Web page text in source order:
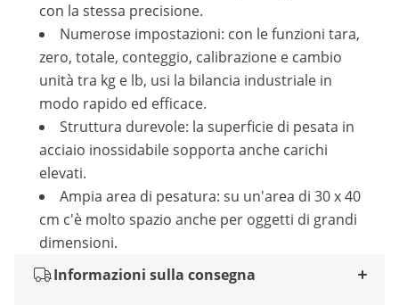
con la stessa precisione.
Numerose impostazioni: con le funzioni tara,
zero, totale, conteggio, calibrazione e cambio
unità tra kg e lb, usi la bilancia industriale in
modo rapido ed efficace.
Struttura durevole: la superficie di pesata in
acciaio inossidabile sopporta anche carichi
elevati.
Ampia area di pesatura: su un'area di 30 x 40
cm c'è molto spazio anche per oggetti di grandi
dimensioni.
Informazioni sulla consegna